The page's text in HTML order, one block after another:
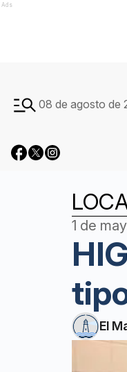
Ads
08 de agosto de
1 de
El